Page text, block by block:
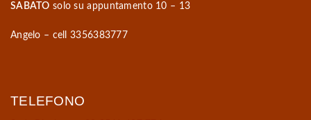
SABATO solo su appuntamento 10 – 13
Angelo – cell 3356383777
TELEFONO